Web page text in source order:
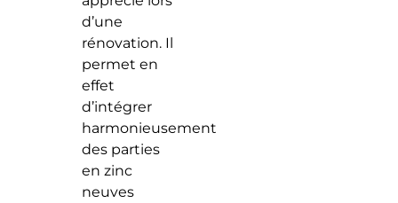
d’une
rénovation. Il
permet en
effet
d’intégrer
harmonieusement
des parties
en zinc
neuves